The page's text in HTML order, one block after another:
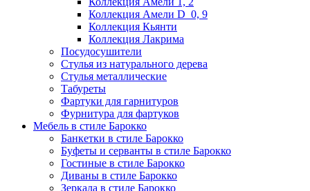
Коллекция Амели D_0, 9
Коллекция Кьянти
Коллекция Лакрима
Посудосушители
Стулья из натурального дерева
Стулья металлические
Табуреты
Фартуки для гарнитуров
Фурнитура для фартуков
Мебель в стиле Барокко
Банкетки в стиле Барокко
Буфеты и серванты в стиле Барокко
Гостиные в стиле Барокко
Диваны в стиле Барокко
Зеркала в стиле Барокко